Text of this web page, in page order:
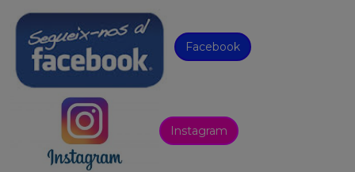
Facebook
Instagram